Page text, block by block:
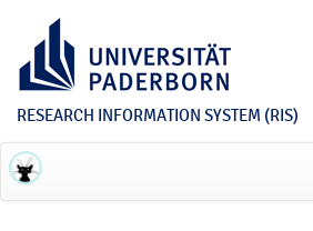
RESEARCH INFORMATION SYSTEM (RIS)